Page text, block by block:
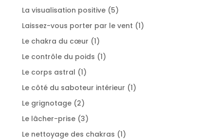
La visualisation positive 55
produits
Laissez-vous porter par le vent 11
Le chakra du cœur 11
produit
Le contrôle du poids 11
Le corps astral 11
produit
Le côté du saboteur intérieur 11
Le grignotage 22
produits
Le lâcher-prise 33
produits
Le nettoyage des chakras 11